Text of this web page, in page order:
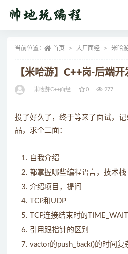
当前位置： 首页 大厂面经 米哈
【米哈游】C++岗-后端
米哈游C++面经 0 277
投了好久了，终于等来了面试，
品，求个二面：
自我介绍
都掌握哪些编程语言，技术栈
介绍项目，提问
TCP和UDP
TCP连接结束时的
引用跟指针的区别
vactor的push_back()的时间复